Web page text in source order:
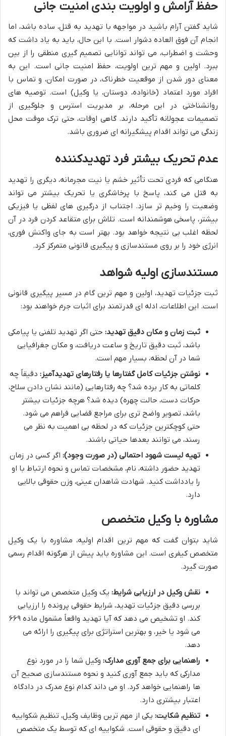
حفظ آرامش و اولویت بندی امنیت جانی
شاید گفتن آرام باشید در مواجهه با تهدید به قتل، ساده باشد، اما
انجام آن فوق العاده دشوار است. با این حال، باید به یاد داشت که
وحشت و اضطراب، می تواند توانایی تصمیم گیری منطقی را از بین
ببرد. اولین و مهم ترین اولویت، حفظ امنیت جانی است. این به
معنای دور شدن از موقعیت خطرناک، در صورت امکان، و تماس با
افراد مورد اعتماد (خانواده، دوستان، یا وکیل) است. توصیه های
روانشناختی در این مرحله، بر مدیریت استرس و جلوگیری از
تصمیمات عجولانه تأکید دارند. گاهی اوقات، حتی ترک موقت محل
زندگی می تواند اقدام پیشگیرانه ای ضروری باشد.
عدم تحریک بیشتر فرد تهدیدکننده
هنگامی که فردی تحت تأثیر خشم یا نیت مجرمانه، دیگری را تهدید
به قتل می کند، پاسخ با پرخاشگری یا تحریک بیشتر می تواند
وضعیت را وخیم تر سازد. اجتناب از درگیری های لفظی یا فیزیکی
بیشتر، پاسخی هوشمندانه است. تلاش برای متقاعد کردن فرد در آن
لحظه اغلب بی نتیجه خواهد بود. بهتر است به جای واکنش فوری،
انرژی خود را بر روی مستندسازی و پیگیری قانونی متمرکز کرد.
مستندسازی اولیه شواهد
ثبت جزئیات تهدید، اولین و مهم ترین گام در مسیر پیگیری قانونی
است. این اطلاعات، ادله ای قدرتمند برای اثبات جرم خواهند بود:
ثبت زمان و مکان دقیق تهدید: حتی اگر تهدید تلفنی یا پیامکی
باشد، ثبت دقیق تاریخ و ساعت دریافت، و مکان جغرافیایی
شما در آن لحظه، بسیار مهم است.
نوشتن جزئیات کامل گفتارها یا رفتارهای تهدیدآمیز: دقیقاً چه
کلماتی به کار برده شد؟ چه رفتارهایی (مانند نشان دادن سلاح،
حرکات دست، حالت چهره) دیده شد؟ هرچه جزئیات بیشتر
باشد، تصویر واضح تری برای مراجع قضایی فراهم می شود.
حتی کوچکترین جزئیات که در لحظه بی اهمیت به نظر می
رسند، می توانند بعدها حیاتی باشند.
تهیه لیست شهود احتمالی (در صورت وجود): اگر کسی در زمان
تهدید حضور داشته، نام، مشخصات تماس و نحوه ارتباط با او
را یادداشت کنید. شهادت شاهدان عینی، وزن حقوقی بالایی
دارد.
مشاوره با وکیل متخصص
شاید بتوان گفت که مهم ترین اقدام اولیه، مشاوره با یک وکیل
متخصص کیفری است. این مشاوره باید پیش از هرگونه اقدام رسمی
صورت گیرد.
نقش وکیل در ارزیابی شرایط: یک وکیل متخصص می تواند با
بررسی دقیق جزئیات تهدید، شرایط حقوقی پرونده را ارزیابی
کند. او تشخیص می دهد که آیا تهدید واقعاً مشمول ماده ۶۶۹
می شود یا خیر، و بهترین استراتژی برای پیگیری را ارائه می
دهد.
راهنمایی برای جمع آوری مدارک: وکیل شما را در مورد نوع
مدارکی که باید جمع آوری کنید و نحوه مستندسازی صحیح آن
ها راهنمایی خواهد کرد. او می داند کدام نوع مدرک در دادگاه
اعتبار بیشتری دارد.
تنظیم شکایت: یکی از مهم ترین وظایف وکیل، تنظیم شکواییه
ای دقیق و حقوقی است. شکواییه ای که توسط یک متخصص